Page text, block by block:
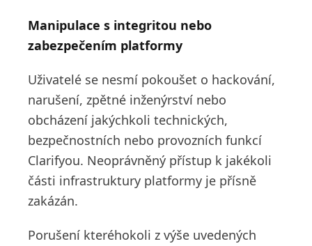
Manipulace s integritou nebo
zabezpečením platformy
Uživatelé se nesmí pokoušet o hackování,
narušení, zpětné inženýrství nebo
obcházení jakýchkoli technických,
bezpečnostních nebo provozních funkcí
Clarifyou. Neoprávněný přístup k jakékoli
části infrastruktury platformy je přísně
zakázán.
Porušení kteréhokoli z výše uvedených